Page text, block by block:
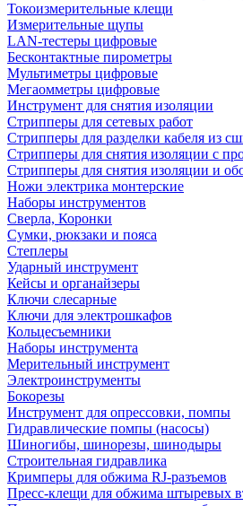
Токоизмерительные клещи
Измерительные щупы
LAN-тестеры цифровые
Бесконтактные пирометры
Мультиметры цифровые
Мегаомметры цифровые
Инструмент для снятия изоляции
Стрипперы для сетевых работ
Стрипперы для разделки кабеля из
Cтрипперы для снятия изоляции с
Стрипперы для снятия изоляции и
Ножи электрика монтерские
Наборы инструментов
Сверла, Коронки
Сумки, рюкзаки и пояса
Степлеры
Ударный инструмент
Кейсы и органайзеры
Ключи слесарные
Ключи для электрошкафов
Кольцесъемники
Наборы инструмента
Мерительный инструмент
Электроинструменты
Бокорезы
Инструмент для опрессовки, помпы
Гидравлические помпы (насосы)
Шиногибы, шинорезы, шинодыры
Строительная гидравлика
Кримперы для обжима RJ-разъемов
Пресс-клещи для обжима штыревых